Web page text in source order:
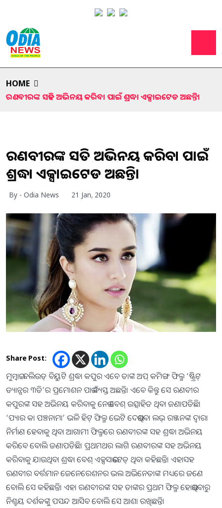
HOME
ରଣବୀରଙ୍କ ସହିତ ଅଭିନୟ କରିବା ପାଇଁ ଶ୍ରଦ୍ଧା ଏକ୍ସାଇଟେଡ ଅଛନ୍ତି।
ରଣବୀରଙ୍କ ସହିତ ଅଭିନୟ କରିବା ପାଇଁ
ଶ୍ରଦ୍ଧା ଏକ୍ସାଇଟେଡ ଅଛନ୍ତି।
By - Odia News 21 Jan, 2020
Share Post:
ମୁମ୍ବାଇ: ବଲିଉଡ୍‌ ବିୟୁଟି ଶ୍ରଦ୍ଧା କପୁର ଏବେ ତାଙ୍କ ଅପ୍‌ କମିଙ୍ଗ ଫିଲ୍ମ ‘ଷ୍ଟ୍ରିଟ୍‌
ଡ୍ୟାନ୍ସର ୩ଡି’ର ପ୍ରମୋଶନ ପାଇଁ ବ୍ୟସ୍ତ ଅଛନ୍ତି। ଏବେ କିନ୍ତୁ ସେ ରଣବୀର
କପୁରଙ୍କ ସହ ଅଭିନୟ କରିବାକୁ ନେଇ ବେଶ୍‌ ଉତ୍ସାହିତ ଥିବା ଜଣାପଡିଛି।
‘ପ୍ୟାର କା ପଞ୍ଚନାମା’ ଭଳି ହିଟ୍‌ ଫିଲ୍ମ ଭେଟି ଦେଇଥିବା ଲଭ୍‌ ରଞ୍ଜନଙ୍କ ଦ୍ୱାରା
ନିର୍ମାଣ ହେବାକୁ ଥିବା ଆଗାମୀ ଫିଲ୍ମରେ ରଣବୀରଙ୍କ ସହ ଶ୍ରଦ୍ଧା ଅଭିନୟ
କରିବେ ବୋଲି ଜଣାପଡିଛି। ପ୍ରଥମଥର ଲାଗି ରଣବୀରଙ୍କ ସହ ଅଭିନୟ
କରିବାକୁ ଯାଉଥିବା ଶ୍ରଦ୍ଧା ବେଶ୍‌ ଏକ୍ସସାଇଟେଡ୍‌ ଥିବା କହିଛନ୍ତି। ଏହାସହ
ରଣବୀର ବର୍ତ୍ତମାନ ଜେନେରେଶନର ଭଲ ଅଭିନେତାଙ୍କ ମଧ୍ୟରେ ଜଣେ
ବୋଲି ସେ କହିଛନ୍ତି। ଏହା ରଣବୀରଙ୍କ ସହ ତାଙ୍କର ପ୍ରଥମ ଫିଲ୍ମ ହୋଇଥିବାରୁ
ନିଶ୍ଚୟ ଦର୍ଶକଙ୍କୁ ପସନ୍ଦ ଆସିବ ବୋଲି ସେ ଆଶା ରଖିଛନ୍ତି।